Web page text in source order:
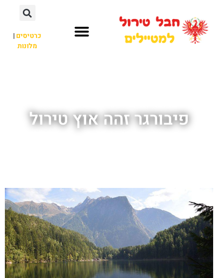
כרטיסים|
מלונות
פיבורגר זהה אוץ טירול